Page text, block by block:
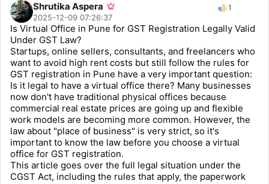
1
Shrutika Aspera
2025-12-09 07:26:37
Is Virtual Office in Pune for GST Registration Legally Valid
Under GST Law?
Startups, online sellers, consultants, and freelancers who
want to avoid high rent costs but still follow the rules for
GST registration in Pune have a very important question:
Is it legal to have a virtual office there? Many businesses
now don't have traditional physical offices because
commercial real estate prices are going up and flexible
work models are becoming more common. However, the
law about "place of business" is very strict, so it's
important to know the law before you choose a virtual
office for GST registration.
This article goes over the full legal situation under the
CGST Act, including the rules that apply, the paperwork